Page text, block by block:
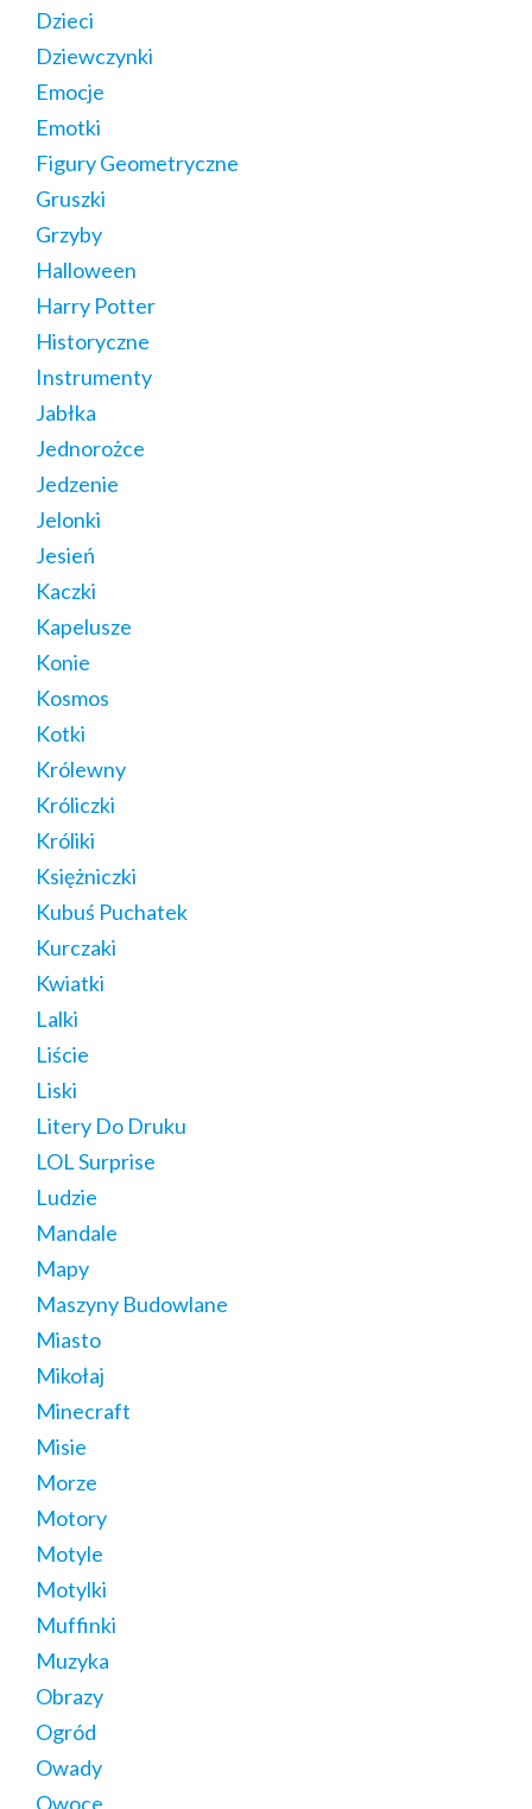
Dzieci
Dziewczynki
Emocje
Emotki
Figury Geometryczne
Gruszki
Grzyby
Halloween
Harry Potter
Historyczne
Instrumenty
Jabłka
Jednorożce
Jedzenie
Jelonki
Jesień
Kaczki
Kapelusze
Konie
Kosmos
Kotki
Królewny
Króliczki
Króliki
Księżniczki
Kubuś Puchatek
Kurczaki
Kwiatki
Lalki
Liście
Liski
Litery Do Druku
LOL Surprise
Ludzie
Mandale
Mapy
Maszyny Budowlane
Miasto
Mikołaj
Minecraft
Misie
Morze
Motory
Motyle
Motylki
Muffinki
Muzyka
Obrazy
Ogród
Owady
Owoce